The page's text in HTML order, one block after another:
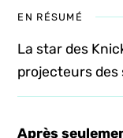
EN RÉSUMÉ
La star des
projecteurs des
Après